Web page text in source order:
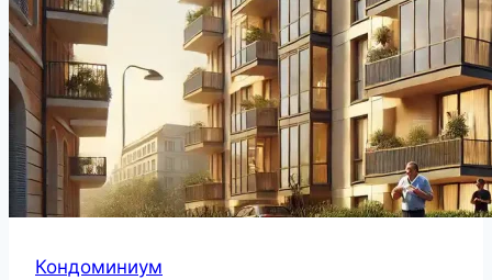
Кондоминиум